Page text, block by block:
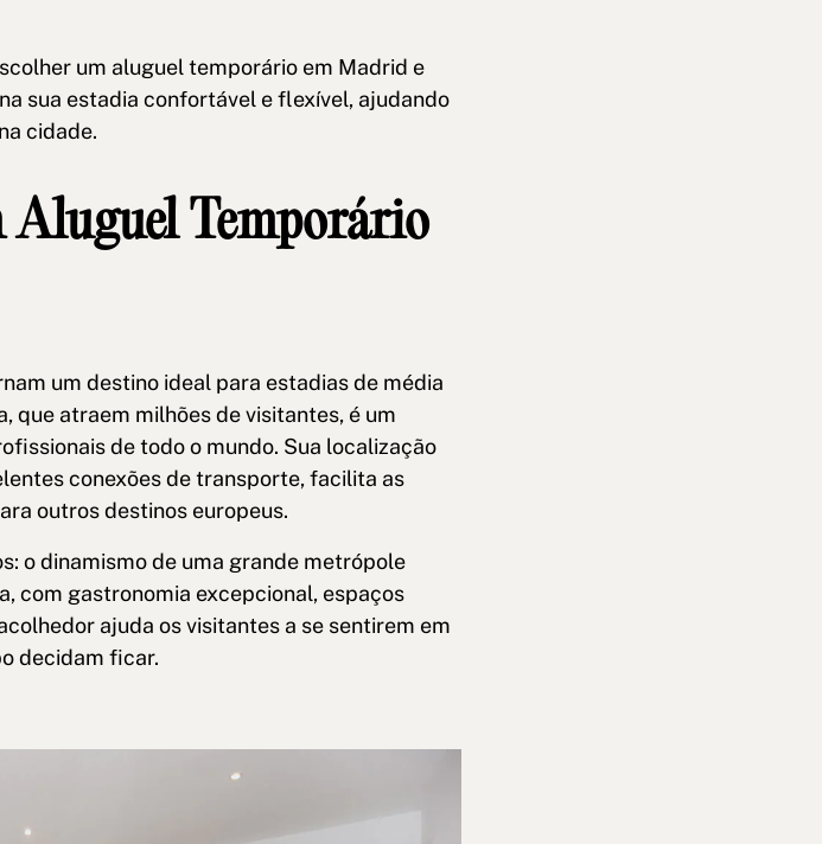
um aluguel temporário em Madrid e
sua estadia confortável e flexível, ajudando
cidade.
Aluguel Temporário
um destino ideal para estadias de média
que atraem milhões de visitantes, é um
de todo o mundo. Sua localização
conexões de transporte, facilita as
outros destinos europeus.
o dinamismo de uma grande metrópole
com gastronomia excepcional, espaços
ajuda os visitantes a se sentirem em
decidam ficar.